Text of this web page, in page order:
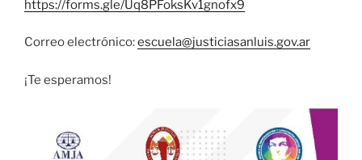
https://forms.gle/Uq8PFoksKv1gnofx9
Correo electrónico:escuela@justiciasanluis.gov.ar
¡Te esperamos!